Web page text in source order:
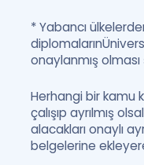
* Yabancı
onaylanmış olması
Herhangi bir kamu
çalışıp ayrılmış
alacakları onaylı
belgelerine